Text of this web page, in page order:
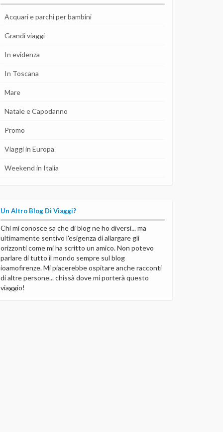
Acquari e parchi per bambini
Grandi viaggi
In evidenza
In Toscana
Mare
Natale e Capodanno
Promo
Viaggi in Europa
Weekend in Italia
Un Altro Blog Di Viaggi?
Chi mi conosce sa che di blog ne ho diversi... ma
ultimamente sentivo l'esigenza di allargare gli
orizzonti come mi ha scritto un amico. Non potevo
parlare di tutto il mondo sempre sul blog
ioamofirenze. Mi piacerebbe ospitare anche racconti
di altre persone... chissà dove mi porterà questo
viaggio!